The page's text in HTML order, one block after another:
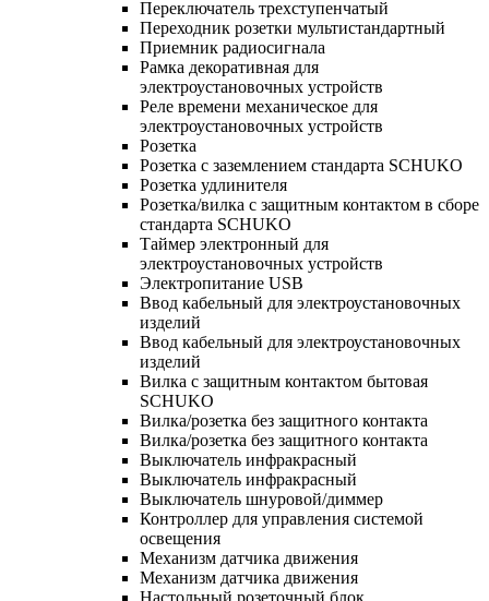
Переключатель трехступенчатый
Переходник розетки мультистандартный
Приемник радиосигнала
Рамка декоративная для
электроустановочных устройств
Реле времени механическое для
электроустановочных устройств
Розетка
Розетка с заземлением стандарта SCHUKO
Розетка удлинителя
Розетка/вилка с защитным контактом в сборе
стандарта SCHUKO
Таймер электронный для
электроустановочных устройств
Электропитание USB
Ввод кабельный для электроустановочных
изделий
Ввод кабельный для электроустановочных
изделий
Вилка с защитным контактом бытовая
SCHUKO
Вилка/розетка без защитного контакта
Вилка/розетка без защитного контакта
Выключатель инфракрасный
Выключатель инфракрасный
Выключатель шнуровой/диммер
Контроллер для управления системой
освещения
Механизм датчика движения
Механизм датчика движения
Настольный розеточный блок